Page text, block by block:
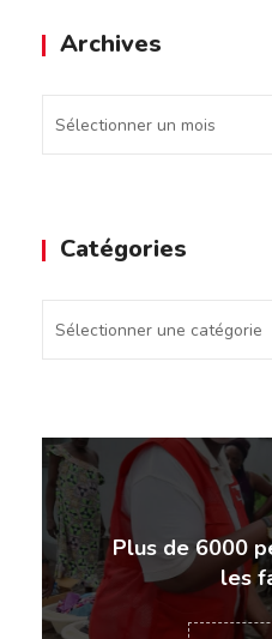
Archives
Sélectionner un mois
Catégories
Sélectionner une catégorie
Plus de 6000
les